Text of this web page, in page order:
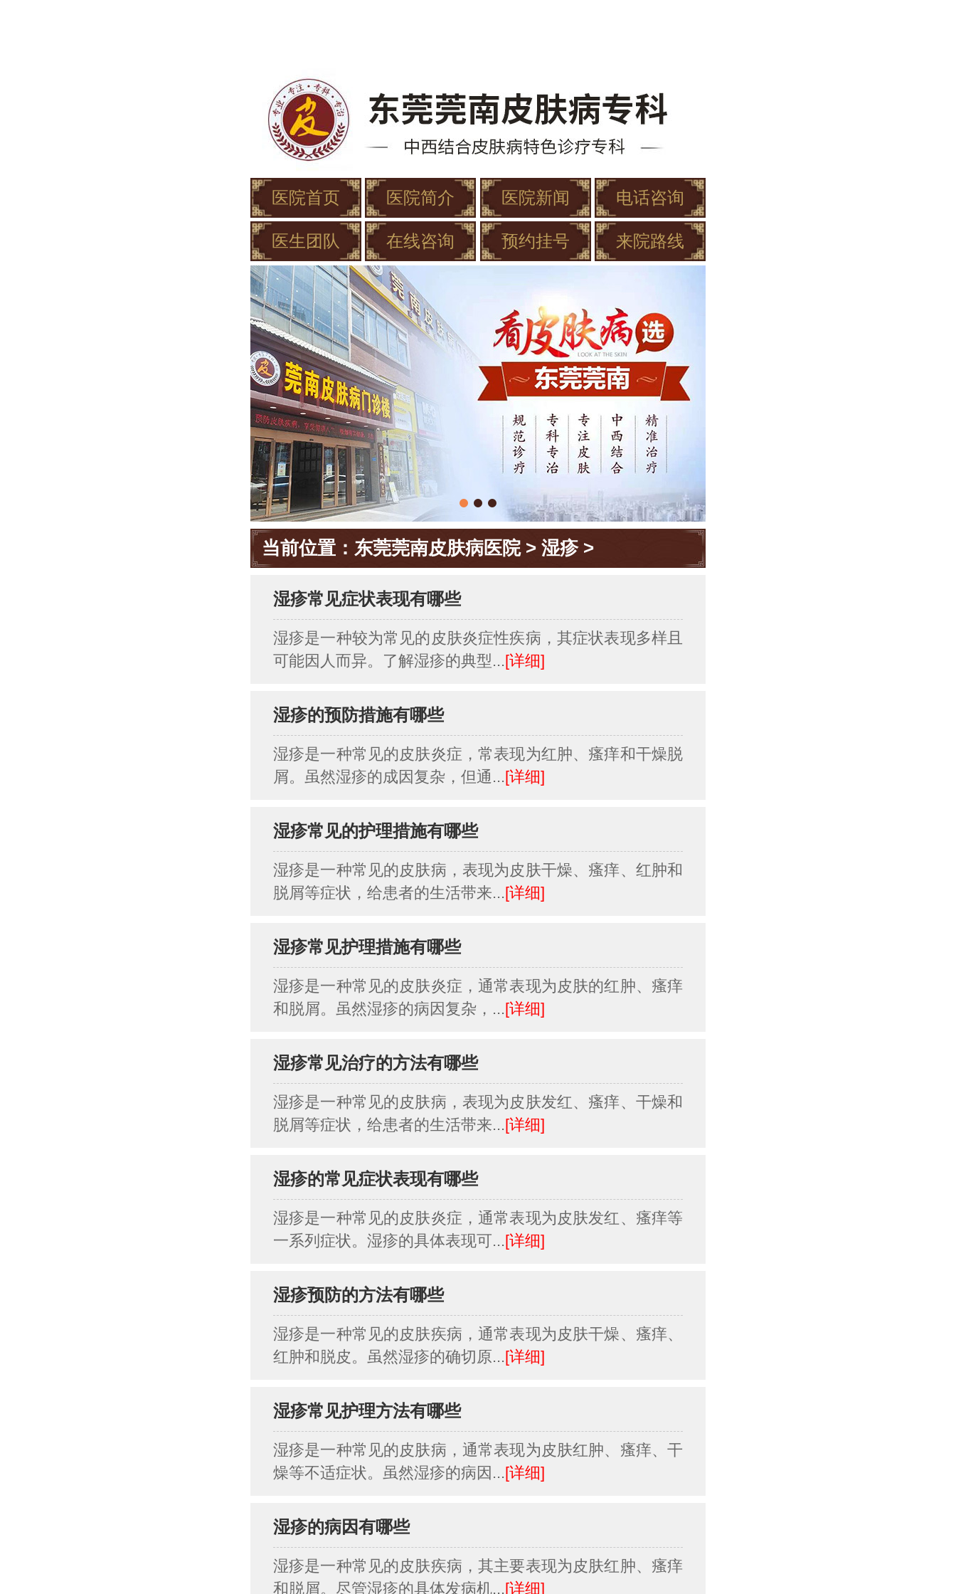
医院首页 医院简介 医院新闻 电话咨询
医生团队 在线咨询 预约挂号 来院路线
当前位置： 东莞莞南皮肤病医院> 湿疹>
湿疹常见症状表现有哪些
湿疹是一种较为常见的皮肤炎症性疾病，其症状表现多样且
可能因人而异。了解湿疹的典型...[详细]
湿疹的预防措施有哪些
湿疹是一种常见的皮肤炎症，常表现为红肿、瘙痒和干燥脱
屑。虽然湿疹的成因复杂，但通...[详细]
湿疹常见的护理措施有哪些
湿疹是一种常见的皮肤病，表现为皮肤干燥、瘙痒、红肿和
脱屑等症状，给患者的生活带来...[详细]
湿疹常见护理措施有哪些
湿疹是一种常见的皮肤炎症，通常表现为皮肤的红肿、瘙痒
和脱屑。虽然湿疹的病因复杂，...[详细]
湿疹常见治疗的方法有哪些
湿疹是一种常见的皮肤病，表现为皮肤发红、瘙痒、干燥和
脱屑等症状，给患者的生活带来...[详细]
湿疹的常见症状表现有哪些
湿疹是一种常见的皮肤炎症，通常表现为皮肤发红、瘙痒等
一系列症状。湿疹的具体表现可...[详细]
湿疹预防的方法有哪些
湿疹是一种常见的皮肤疾病，通常表现为皮肤干燥、瘙痒、
红肿和脱皮。虽然湿疹的确切原...[详细]
湿疹常见护理方法有哪些
湿疹是一种常见的皮肤病，通常表现为皮肤红肿、瘙痒、干
燥等不适症状。虽然湿疹的病因...[详细]
湿疹的病因有哪些
湿疹是一种常见的皮肤疾病，其主要表现为皮肤红肿、瘙痒
和脱屑。尽管湿疹的具体发病机...[详细]